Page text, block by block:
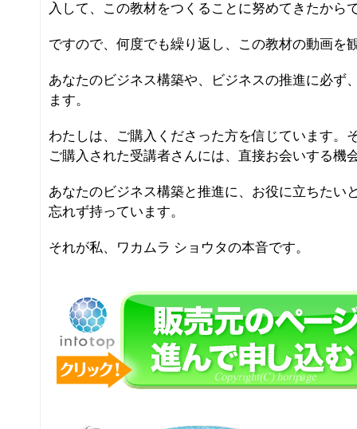
入して、この教材をつくることに努めてきたから
ですので、何度でも繰り返し、この教材の動画を
あなたのビジネス構築や、ビジネスの推進に必ず
ます。
わたしは、ご購入くださった方を信じています。
ご購入された受講者さんには、直接お会いする機
あなたのビジネス構築と推進に、お役に立ちたい
忘れず持っています。
それが私、ワカムラ ショウタの本音です。